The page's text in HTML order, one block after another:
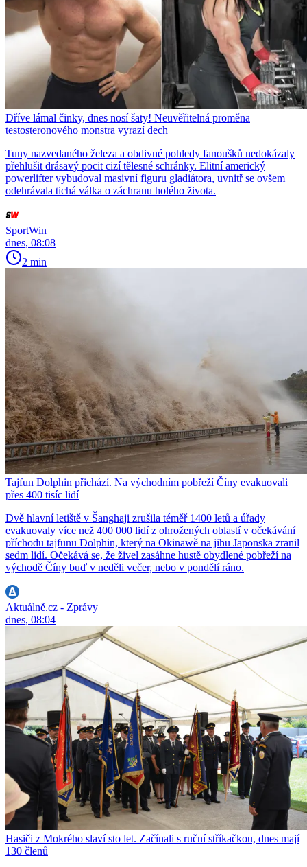
Dříve lámal činky, dnes nosí šaty! Neuvěřitelná proměna
testosteronového monstra vyrazí dech
Tuny nazvedaného železa a obdivné pohledy fanoušků nedokázaly
přehlušit drásavý pocit cizí tělesné schránky. Elitní americký
powerlifter vybudoval masivní figuru gladiátora, uvnitř se ovšem
odehrávala tichá válka o záchranu holého života.
SportWin
dnes, 08:08
2 min
Tajfun Dolphin přichází. Na východním pobřeží Číny evakuovali
přes 400 tisíc lidí
Dvě hlavní letiště v Šanghaji zrušila téměř 1400 letů a úřady
evakuovaly více než 400 000 lidí z ohrožených oblastí v očekávání
příchodu tajfunu Dolphin, který na Okinawě na jihu Japonska zranil
sedm lidí. Očekává se, že živel zasáhne hustě obydlené pobřeží na
východě Číny buď v neděli večer, nebo v pondělí ráno.
Aktuálně.cz - Zprávy
dnes, 08:04
Hasiči z Mokrého slaví sto let. Začínali s ruční stříkačkou, dnes mají
130 členů